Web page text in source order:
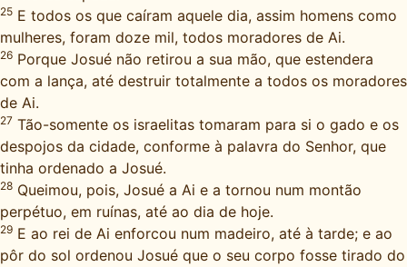
25 E todos os que caíram aquele dia, assim homens como
mulheres, foram doze mil, todos moradores de Ai.
26 Porque Josué não retirou a sua mão, que estendera
com a lança, até destruir totalmente a todos os moradores
de Ai.
27 Tão-somente os israelitas tomaram para si o gado e os
despojos da cidade, conforme à palavra do Senhor, que
tinha ordenado a Josué.
28 Queimou, pois, Josué a Ai e a tornou num montão
perpétuo, em ruínas, até ao dia de hoje.
29 E ao rei de Ai enforcou num madeiro, até à tarde; e ao
pôr do sol ordenou Josué que o seu corpo fosse tirado do